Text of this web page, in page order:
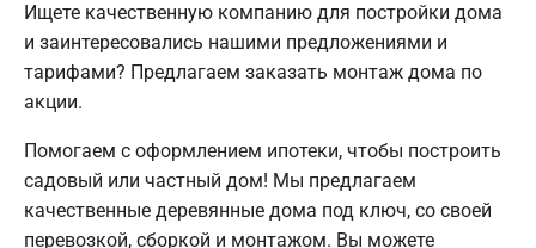
Ищете качественную компанию для постройки дома
и заинтересовались нашими предложениями и
тарифами? Предлагаем заказать монтаж дома по
акции.
Помогаем с оформлением ипотеки, чтобы построить
садовый или частный дом! Мы предлагаем
качественные деревянные дома под ключ, со своей
перевозкой, сборкой и монтажом. Вы можете